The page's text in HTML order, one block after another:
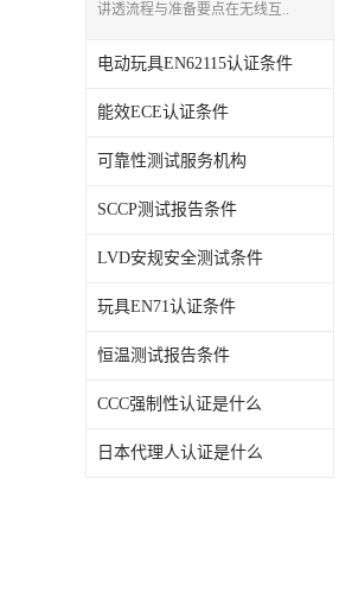
讲透流程与准备要点在无线互..
电动玩具EN62115认证条件
能效ECE认证条件
可靠性测试服务机构
SCCP测试报告条件
LVD安规安全测试条件
玩具EN71认证条件
恒温测试报告条件
CCC强制性认证是什么
日本代理人认证是什么